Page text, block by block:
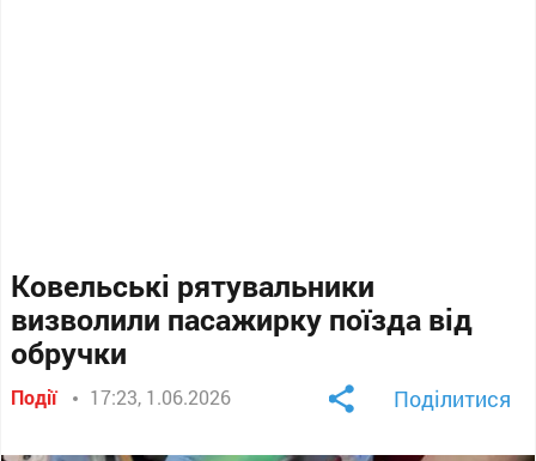
Ковельські рятувальники
визволили пасажирку поїзда від
обручки
Події 17:23, 1.06.2026 Поділитися